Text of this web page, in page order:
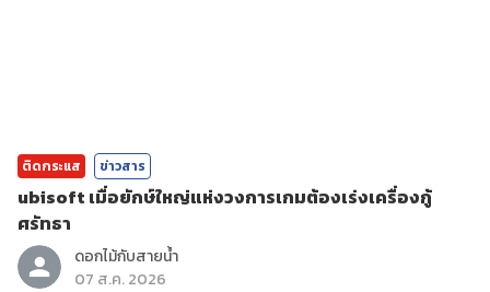
ติดกระแส ข่าวสาร
ubisoft เมื่อยักษ์ใหญ่แห่งวงการเกมต้องเร่งเครื่องกู้
ศรัทธา
ดอกไม้กับสายน้ำ
07 ส.ค. 2026